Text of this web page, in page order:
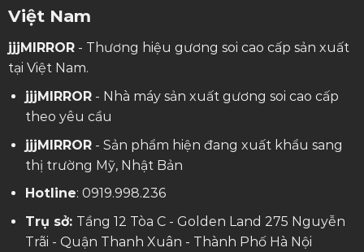
Việt Nam
jjjMIRROR- Thương hiệu gương soi cao cấp sản xuất
tại Việt Nam.
jjjMIRROR- Nhà máy sản xuất gương soi cao cấp
theo yêu cầu
jjjMIRROR- Sản phẩm hiện đang xuất khẩu sang
thị trường Mỹ, Nhật Bản
Hotline: 0919.998.236
Trụ sở: Tầng 12 Tòa C - Golden Land 275 Nguyễn
Trãi - Quận Thanh Xuân - Thành Phố Hà Nội